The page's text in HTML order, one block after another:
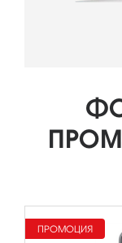
ПРОМОЦИЯ